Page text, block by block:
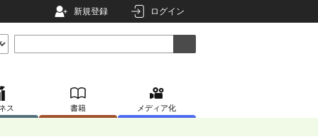
新規登録 ログイン
ス 書籍 メディア化